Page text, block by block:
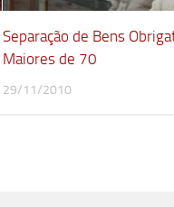
Separação de Bens
Maiores de 70
29/11/2010